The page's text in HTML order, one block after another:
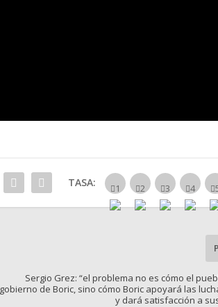
TASA:
Sergio Grez: “el problema no es cómo el
gobierno de Boric, sino cómo Boric apoyará las
y dará satisfacción a